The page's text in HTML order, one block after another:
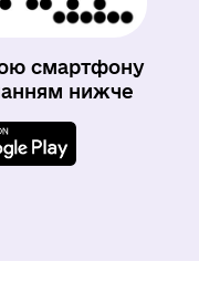
смартфону
нижче